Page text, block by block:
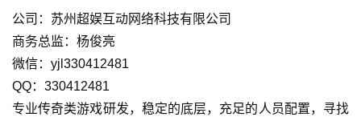
文
(
中
国
)
公司：苏州超娱互动网络科技有限公司
商务总监：杨俊亮
微信：yjl330412481
QQ：330412481
专业传奇类游戏研发，稳定的底层，充足的人员配置，寻找